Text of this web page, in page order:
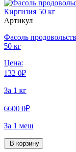
Артикул
Фасоль
50 кг
Цена:
132 0₽
За 1 кг
6600 0₽
За 1 меш
В корзину